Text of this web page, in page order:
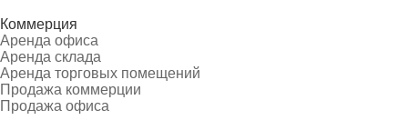
Коммерция
Аренда офиса
Аренда склада
Аренда торговых помещений
Продажа коммерции
Продажа офиса